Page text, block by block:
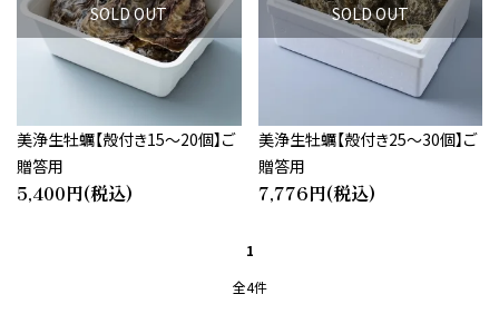
SOLD OUT
美浄生牡蠣【殻付き15～20個】ご
贈答用
5,400円(税込)
SOLD OUT
美浄生牡蠣【殻付き25～30個】ご
贈答用
7,776円(税込)
1
全4件
キーワード
カテゴリー
close